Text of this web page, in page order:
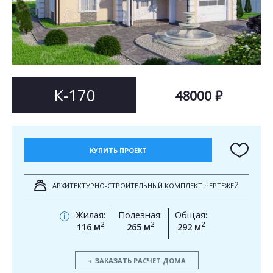
К-170 48000 ₽
КУПИТЬ ПРОЕКТ
АРХИТЕКТУРНО-СТРОИТЕЛЬНЫЙ КОМПЛЕКТ ЧЕРТЕЖЕЙ
i
Жилая:
116 м2
Полезная:
265 м2
Общая:
292 м2
ЗАКАЗАТЬ РАСЧЕТ ДОМА
Согласен на обработку персональных данных
ОТПРАВИТЬ
Согласен на обработку персональных данных
This site is protected by reCAPTCHA and the GooglePrivacy PolicyandTerms of Service
apply.